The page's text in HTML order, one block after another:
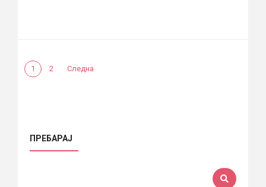
1 2 Следна
ПРЕБАРАЈ